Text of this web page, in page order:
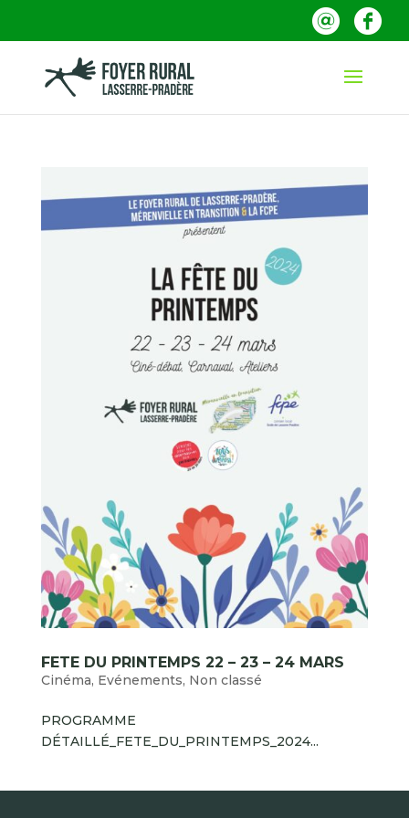
FETE DU PRINTEMPS 22 – 23 – 24 MARS
Cinéma, Evénements, Non classé
PROGRAMME
DÉTAILLÉ_FETE_DU_PRINTEMPS_2024...